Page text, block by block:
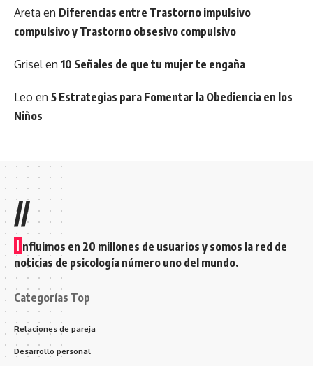
Areta en Diferencias entre Trastorno impulsivo
compulsivo y Trastorno obsesivo compulsivo
Grisel en 10 Señales de que tu mujer te engaña
Leo en 5 Estrategias para Fomentar la Obediencia en los
Niños
//
I nfluimos en 20 millones de usuarios y somos la red de
noticias de psicología número uno del mundo.
Categorías Top
Relaciones de pareja
Desarrollo personal